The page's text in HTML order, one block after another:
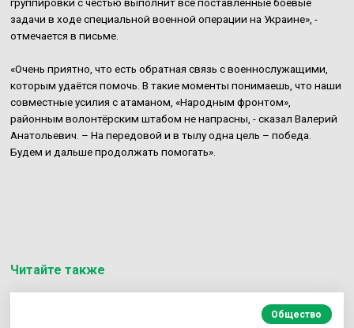
группировки с честью выполнит все поставленные боевые
задачи в ходе специальной военной операции на Украине», -
отмечается в письме.
«Очень приятно, что есть обратная связь с военнослужащими,
которым удаётся помочь. В такие моменты понимаешь, что наши
совместные усилия с атаманом, «Народным фронтом»,
районным волонтёрским штабом не напрасны, - сказал Валерий
Анатольевич. – На передовой и в тылу одна цель – победа.
Будем и дальше продолжать помогать».
Читайте также
Общество